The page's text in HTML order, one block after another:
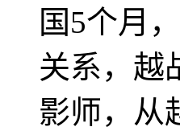
国5个月
关系，越
影师，从